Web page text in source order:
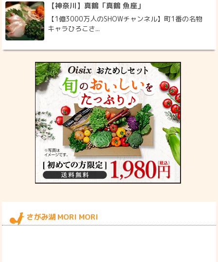
【神奈川】真鶴「真鶴 魚座」
【1億3000万人のSHOWチャンネル】町1番の名物
キャラひろこさ...
さがみ湖 MORI MORI